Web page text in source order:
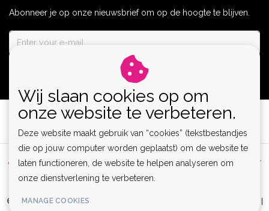
Abonneer je op onze nieuwsbrief om op de hoogte te blijven.
Algemene voorwaarden | Privacy Policy | Sitemap |
Disclaimer
RSS Feed
© Copyright 2026 - Lamor | Clubwear, Lingerie & Kinky Fashion XS-6XL |
Wij slaan cookies op om
onze website te verbeteren.
Deze website maakt gebruik van “cookies” (tekstbestandjes
die op jouw computer worden geplaatst) om de website te
laten functioneren, de website te helpen analyseren om
onze dienstverlening te verbeteren.
MANAGE COOKIES